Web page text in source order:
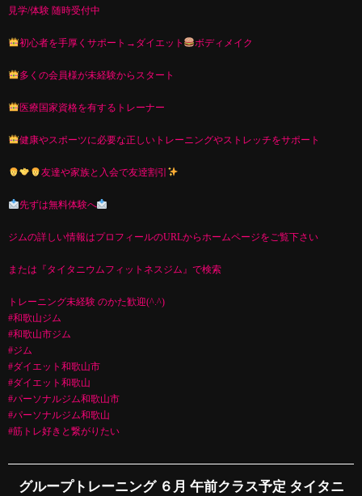
見学/体験 随時受付中
初心者を手厚くサポート→ダイエット ボディメイク
多くの会員様が未経験からスタート
医療国家資格を有するトレーナー
健康やスポーツに必要な正しいトレーニングやストレッチをサポート
友達や家族と入会で友逹割引
先ずは無料体験へ
ジムの詳しい情報はプロフィールのURLからホームページをご覧下さい
または『タイタニウムフィットネスジム』で検索
トレーニング未経験 のかた歓迎(^.^)
#和歌山ジム
#和歌山市ジム
#ジム
#ダイエット和歌山市
#ダイエット和歌山
#パーソナルジム和歌山市
#パーソナルジム和歌山
#筋トレ好きと繋がりたい
グループトレーニング ６月 午前クラス予定 タイタニ